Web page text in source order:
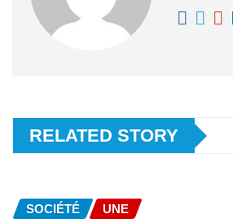
RELATED STORY
SOCIÉTÉ UNE